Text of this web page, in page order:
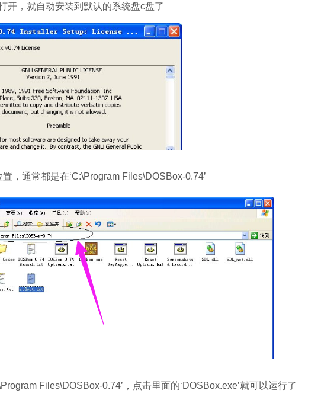
，就自动安装到默认的系统盘c盘了
通常都是在‘C:\Program Files\DOSBox-0.74’
Files\DOSBox-0.74’，点击里面的‘DOSBox.exe’就可以运行了